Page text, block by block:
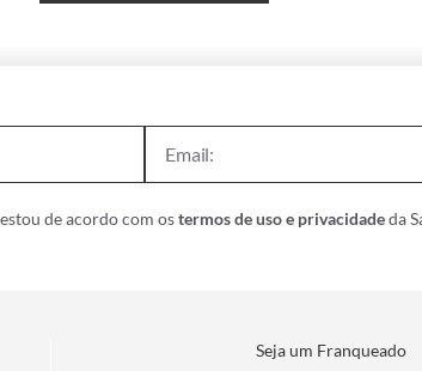
de acordo com ostermos de uso e privacidadeda
Seja um Franqueado